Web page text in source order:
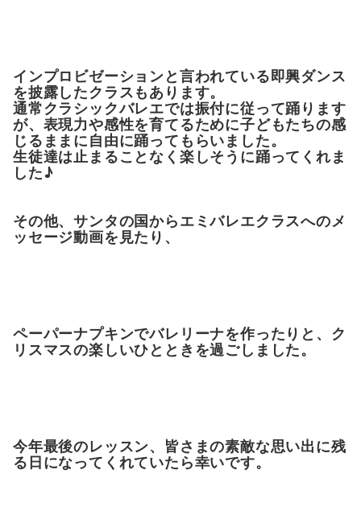
インプロビゼーションと言われている即興ダンス
を披露したクラスもあります。
通常クラシックバレエでは振付に従って踊ります
が、表現力や感性を育てるために子どもたちの感
じるままに自由に踊ってもらいました。
生徒達は止まることなく楽しそうに踊ってくれま
した♪
その他、サンタの国からエミバレエクラスへのメ
ッセージ動画を見たり、
ペーパーナプキンでバレリーナを作ったりと、ク
リスマスの楽しいひとときを過ごしました。
今年最後のレッスン、皆さまの素敵な思い出に残
る日になってくれていたら幸いです。